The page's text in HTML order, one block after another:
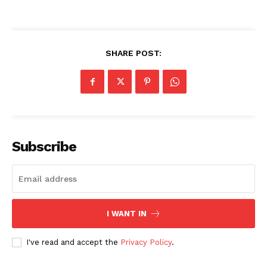
SHARE POST:
Subscribe
I WANT IN
I've read and accept the Privacy Policy.